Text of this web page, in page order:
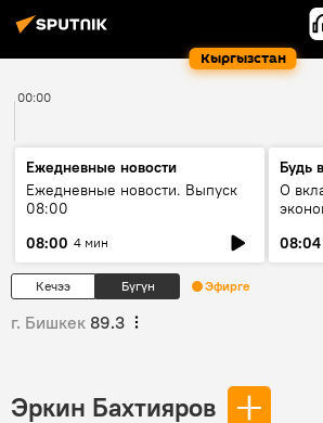
Кыргызстан
00:00
Ежедневные новости
Ежедневные новости. Выпуск
08:00
08:00 4 мин
Будь
О
08:04
Кечээ Бүгүн Эфирге
г. Бишкек 89.3
Эркин Бахтияров